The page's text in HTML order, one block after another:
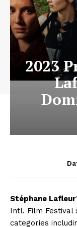
2023
Stéphane Lafleur
Intl. Film Festival
categories